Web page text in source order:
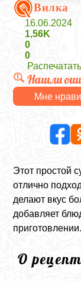
Вилка
16.06.2024
1,56K
0
0
Распечатать
Нашли
Мне
Этот простой
отлично
делают вкус
добавляет
приготовлении.
О